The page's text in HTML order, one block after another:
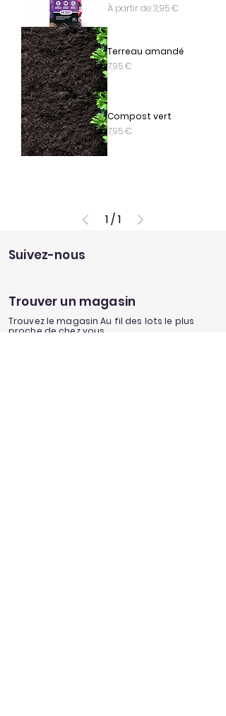
À partir de3,95 €
Prix promotionnel
Terreau amandé
Prix
7,95 €
Compost vert
Prix
7,95 €
1/1
Suivez-nous
Trouver un magasin
Trouvez le magasin Au fil des lots le plus
proche de chez vous.